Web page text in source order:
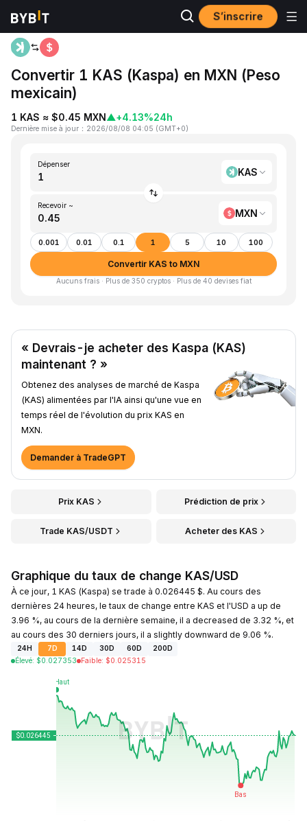
S’inscrire
Accueil
Convertir 1 KAS (Kaspa) en MXN (Peso
mexicain)
1 KAS ≈ $0.45 MXN▲+4.13%24h
Dernière mise à jour ： 2026/08/08 04:05 (GMT+0)
Dépenser
KAS
Recevoir ~
MXN
0.001 0.01 0.1 1 5 10 100
Convertir KAS to MXN
Aucuns frais · Plus de 350 cryptos · Plus de 40 devises fiat
« Devrais-je acheter des Kaspa (KAS)
maintenant ? »
Obtenez des analyses de marché de Kaspa
(KAS) alimentées par l'IA ainsi qu'une vue en
temps réel de l'évolution du prix KAS en
MXN.
Demander à TradeGPT
Prix KAS Prédiction de prix
Trade KAS/USDT Acheter des KAS
Graphique du taux de change KAS/USD
À ce jour, 1 KAS (Kaspa) se trade à 0.026445 $. Au cours des
dernières 24 heures, le taux de change entre KAS et l'USD a up de
3.96 %, au cours de la dernière semaine, il a decreased de 3.32 %, et
au cours des 30 derniers jours, il a slightly downward de 9.06 %.
24H 7D 14D 30D 60D
200D
Élevé: $0.027353 Faible: $0.025315